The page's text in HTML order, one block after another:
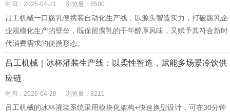
时间：2026-04-21 浏览量：8500
吕工机械一口腐乳便携装自动化生产线，以源头智造实力，打破腐乳企
业规模化生产的壁垒，既保留腐乳的千年醇厚风味，又赋予其符合新时
代消费需求的便携形态。
吕工机械｜冰杯灌装生产线：以柔性智造，赋能多场景冷饮供
应链
时间：2026-04-20 浏览量：8211
吕工机械的冰杯灌装系统采用模块化架构+快速换型设计，可在30分钟